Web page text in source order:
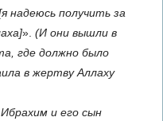
надеюсь получить за
». (И они вышли в
где должно было
в жертву Аллаху
и его сын